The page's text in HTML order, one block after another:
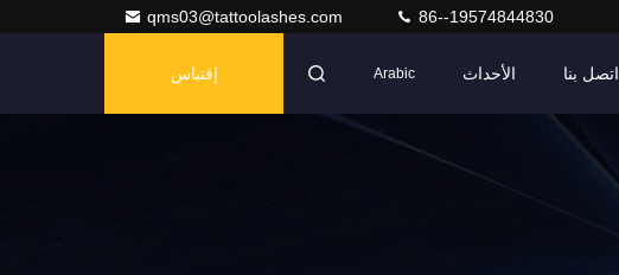
qms03@tattoolashes.com 86--19574844830
اتصل بنا الأحداث Arabic إقتباس